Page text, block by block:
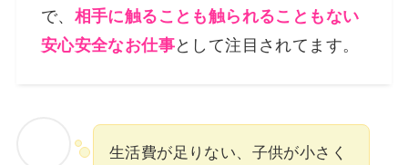
で、 相手に触ることも触られることもない
安心安全なお仕事として注目されてます。
生活費が足りない、子供が小さく